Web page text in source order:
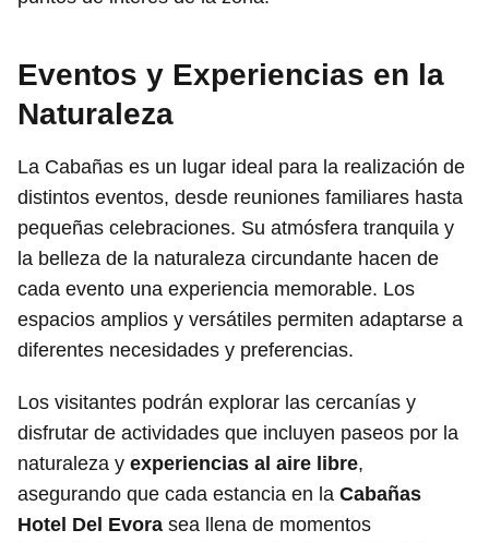
Eventos y Experiencias en la
Naturaleza
La Cabañas es un lugar ideal para la realización de
distintos eventos, desde reuniones familiares hasta
pequeñas celebraciones. Su atmósfera tranquila y
la belleza de la naturaleza circundante hacen de
cada evento una experiencia memorable. Los
espacios amplios y versátiles permiten adaptarse a
diferentes necesidades y preferencias.
Los visitantes podrán explorar las cercanías y
disfrutar de actividades que incluyen paseos por la
naturaleza y experiencias al aire libre,
asegurando que cada estancia en la Cabañas
Hotel Del Evora sea llena de momentos